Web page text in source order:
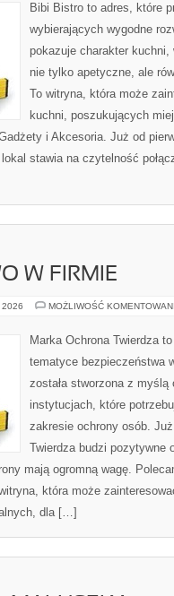
Bibi Bistro to adres, które
wybierających wygodne
pokazuje charakter
nie tylko apetyczne, ale
To witryna, która może
kuchni, poszukujących
i Akcesoria. Już od
stawia na czytelność
W FIRMIE
2026 MOŻLIWOŚĆ
Marka Ochrona Twierdza
tematyce bezpieczeństwa
została stworzona z
instytucjach, które
zakresie ochrony osób.
Twierdza budzi pozytywne
mają ogromną wagę.
która może
dla […]